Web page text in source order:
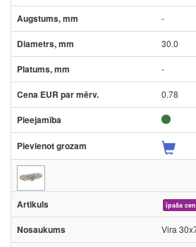
-
30.0
-
0.78
īpaša
Vira